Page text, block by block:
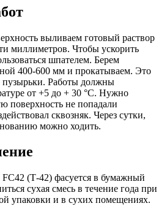
выливаем готовый раствор
миллиметров. Чтобы ускорить
шпателем. Берем
400-600 мм и прокатываем. Это
Работы должны
от +5 до + 30 °C. Нужно
поверхность не попадали
сквозняк. Через сутки,
можно ходить.
(Т-42) фасуется в бумажный
сухая смесь в течение года при
упаковки и в сухих помещениях.